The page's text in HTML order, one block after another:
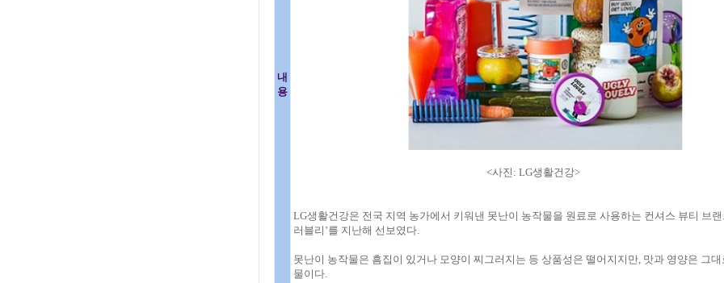
내
용
<사진: LG생활건강>
LG생활건강은 전국 지역 농가에서 키워낸 못난이 농작물을 원료로 사용하는 컨셔스 뷰티 브랜
러블리’를 지난해 선보였다.
못난이 농작물은 흠집이 있거나 모양이 찌그러지는 등 상품성은 떨어지지만, 맛과 영양은 그
물이다.